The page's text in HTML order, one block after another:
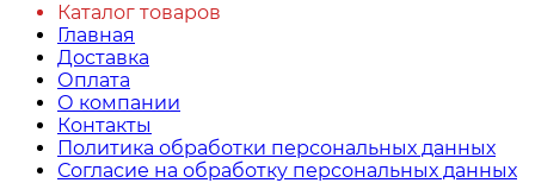
Каталог товаров
Главная
Доставка
Оплата
О компании
Контакты
Политика обработки персональных данных
Согласие на обработку персональных данных